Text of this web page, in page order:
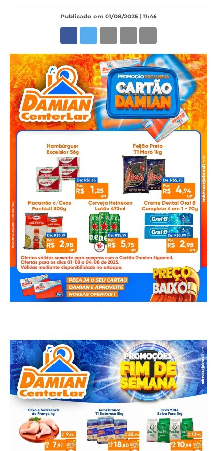
Publicado em 01/08/2025 | 11:46